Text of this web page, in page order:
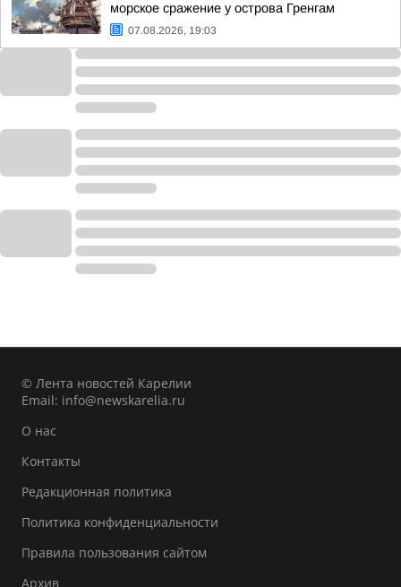
морское сражение у острова Гренгам
07.08.2026, 19:03
© Лента новостей Карелии
Email: info@newskarelia.ru
О нас
Контакты
Редакционная политика
Политика конфиденциальности
Правила пользования сайтом
Архив